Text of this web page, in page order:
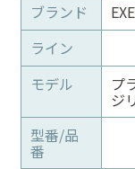
ブランド
ライン
モデル
プ
ジ
型番/品
番